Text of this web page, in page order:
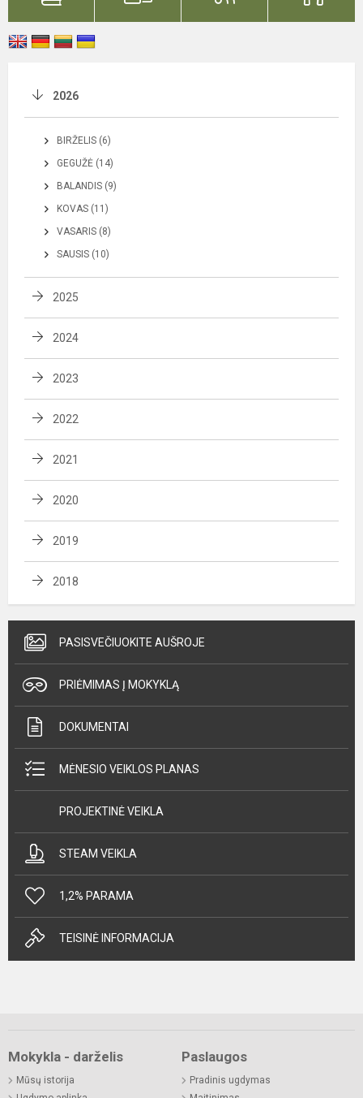
2026
BIRŽELIS (6)
GEGUŽĖ (14)
BALANDIS (9)
KOVAS (11)
VASARIS (8)
SAUSIS (10)
2025
2024
2023
2022
2021
2020
2019
2018
PASISVEČIUOKITE AUŠROJE
PRIĖMIMAS Į MOKYKLĄ
DOKUMENTAI
MĖNESIO VEIKLOS PLANAS
PROJEKTINĖ VEIKLA
STEAM VEIKLA
1,2% PARAMA
TEISINĖ INFORMACIJA
Mokykla - darželis
Mūsų istorija
Paslaugos
Pradinis ugdymas